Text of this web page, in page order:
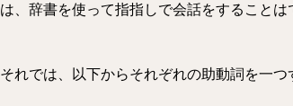
は、辞書を使って指指しで会話をすること
それでは、以下からそれぞれの助動詞を一つ